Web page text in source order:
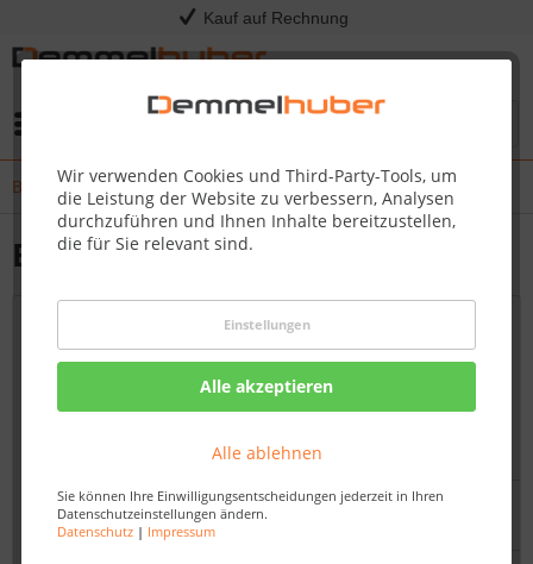
Kauf auf Rechnung
Wir verwenden Cookies und Third-Party-Tools, um
die Leistung der Website zu verbessern, Analysen
durchzuführen und Ihnen Inhalte bereitzustellen,
die für Sie relevant sind.
Einstellungen
Alle akzeptieren
Alle ablehnen
Sie können Ihre Einwilligungsentscheidungen jederzeit in Ihren
Datenschutzeinstellungen ändern.
Datenschutz| Impressum
Bodenbeläge
Bodenbeläge